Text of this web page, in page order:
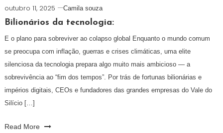
outubro 11, 2025 Camila souza
Bilionários da tecnologia:
E o plano para sobreviver ao colapso global Enquanto o mundo comum
se preocupa com inflação, guerras e crises climáticas, uma elite
silenciosa da tecnologia prepara algo muito mais ambicioso — a
sobrevivência ao “fim dos tempos”. Por trás de fortunas bilionárias e
impérios digitais, CEOs e fundadores das grandes empresas do Vale do
Silício […]
Read More